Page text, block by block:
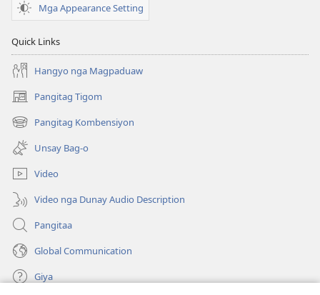
Mga Appearance Setting
Quick Links
Hangyo nga Magpaduaw
Pangitag Tigom
(mo-
open
ug
bag-
ong
window)
Pangitag Kombensiyon
(mo-
open
ug
bag-
ong
window)
Unsay Bag-o
Video
Video nga Dunay Audio Description
Pangitaa
Global Communication
Giya